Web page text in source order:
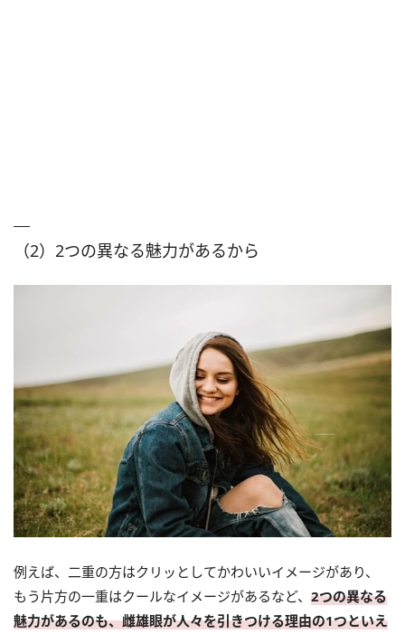
（2）2つの異なる魅力があるから
例えば、二重の方はクリッとしてかわいいイメージがあり、
もう片方の一重はクールなイメージがあるなど、 2つの異なる
魅力があるのも、雌雄眼が人々を引きつける理由の1つといえ